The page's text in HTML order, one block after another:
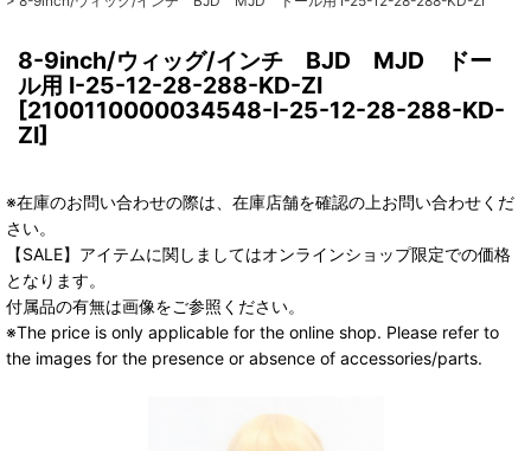
8-9inch/ウィッグ/インチ BJD MJD ドー
ル用 I-25-12-28-288-KD-ZI
[2100110000034548-I-25-12-28-288-KD-
ZI]
※在庫のお問い合わせの際は、在庫店舗を確認の上お問い合わせくだ
さい。
【SALE】アイテムに関しましてはオンラインショップ限定での価格
となります。
付属品の有無は画像をご参照ください。
※The price is only applicable for the online shop. Please refer to
the images for the presence or absence of accessories/parts.